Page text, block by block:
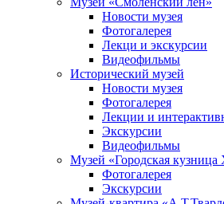
Новости музея
Фотогалерея
Лекци и экскурсии
Видеофильмы
Исторический музей
Новости музея
Фотогалерея
Лекции и
Экскурсии
Видеофильмы
Музей «Городская кузница
Фотогалерея
Экскурсии